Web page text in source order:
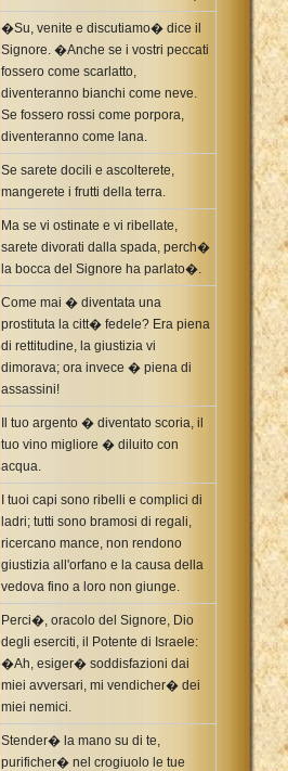
�Su, venite e discutiamo� dice il
Signore. �Anche se i vostri peccati
fossero come scarlatto,
diventeranno bianchi come neve.
Se fossero rossi come porpora,
diventeranno come lana.
Se sarete docili e ascolterete,
mangerete i frutti della terra.
Ma se vi ostinate e vi ribellate,
sarete divorati dalla spada, perch�
la bocca del Signore ha parlato�.
Come mai � diventata una
prostituta la citt� fedele? Era piena
di rettitudine, la giustizia vi
dimorava; ora invece � piena di
assassini!
Il tuo argento � diventato scoria, il
tuo vino migliore � diluito con
acqua.
I tuoi capi sono ribelli e complici di
ladri; tutti sono bramosi di regali,
ricercano mance, non rendono
giustizia all'orfano e la causa della
vedova fino a loro non giunge.
Perci�, oracolo del Signore, Dio
degli eserciti, il Potente di Israele:
�Ah, esiger� soddisfazioni dai
miei avversari, mi vendicher� dei
miei nemici.
Stender� la mano su di te,
purificher� nel crogiuolo le tue